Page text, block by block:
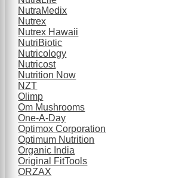
NutraMedix
Nutrex
Nutrex Hawaii
NutriBiotic
Nutricology
Nutricost
Nutrition Now
NZT
Olimp
Om Mushrooms
One-A-Day
Optimox Corporation
Optimum Nutrition
Organic India
Original FitTools
ORZAX